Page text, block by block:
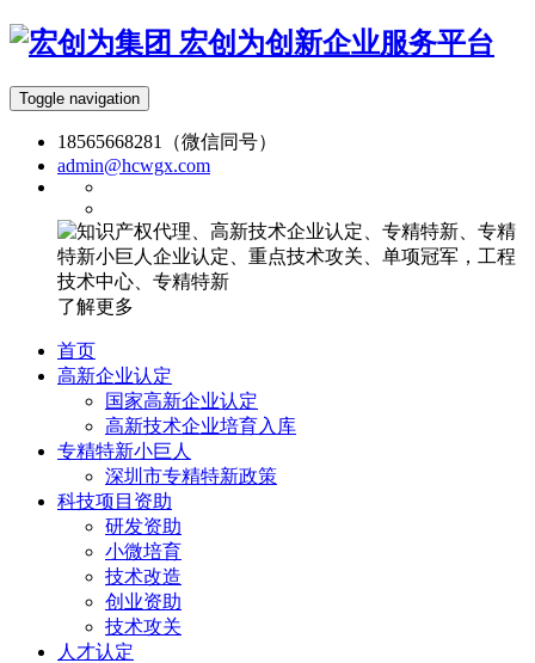
宏创为创新企业服务平台
Toggle navigation
18565668281（微信同号）
admin@hcwgx.com
了解更多
首页
高新企业认定
国家高新企业认定
高新技术企业培育入库
专精特新小巨人
深圳市专精特新政策
科技项目资助
研发资助
小微培育
技术改造
创业资助
技术攻关
人才认定